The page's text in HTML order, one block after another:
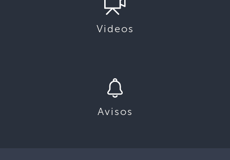
Videos
Avisos